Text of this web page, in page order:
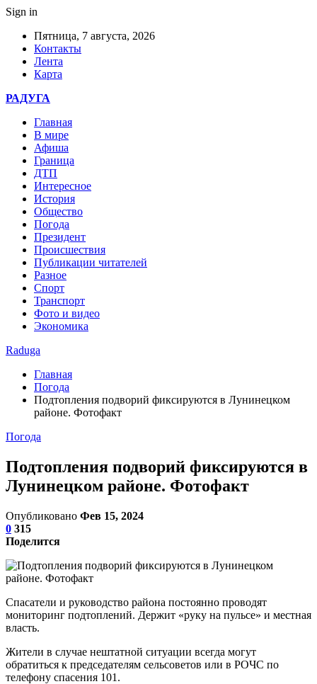
Sign in
Пятница, 7 августа, 2026
Контакты
Лента
Карта
РАДУГА
Главная
В мире
Афиша
Граница
ДТП
Интересное
История
Общество
Погода
Президент
Происшествия
Публикации читателей
Разное
Спорт
Транспорт
Фото и видео
Экономика
Raduga
Главная
Погода
Подтопления подворий фиксируются в Лунинецком
районе. Фотофакт
Погода
Подтопления подворий фиксируются в
Лунинецком районе. Фотофакт
Опубликовано Фев 15, 2024
0 315
Поделится
Спасатели и руководство района постоянно проводят
мониторинг подтоплений. Держит «руку на пульсе» и местная
власть.
Жители в случае нештатной ситуации всегда могут
обратиться к председателям сельсоветов или в РОЧС по
телефону спасения 101.